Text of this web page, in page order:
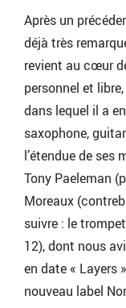
Après un
déjà très
revient au cœur
personnel et
dans lequel il a
saxophone,
l’étendue de ses
Tony Paeleman
Moreaux
suivre : le
12), dont nous
en date « Layers
nouveau label